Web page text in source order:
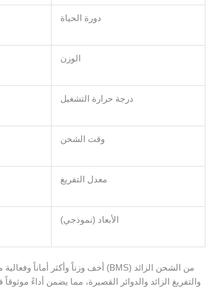
دورة الحياة
الوزن
درجة حرارة التشغيل
وقت الشحن
معدل التفريغ
الأبعاد (نموذجي)
والتفريغ الزائد والدوائر القصيرة، مما يضمن أداءً